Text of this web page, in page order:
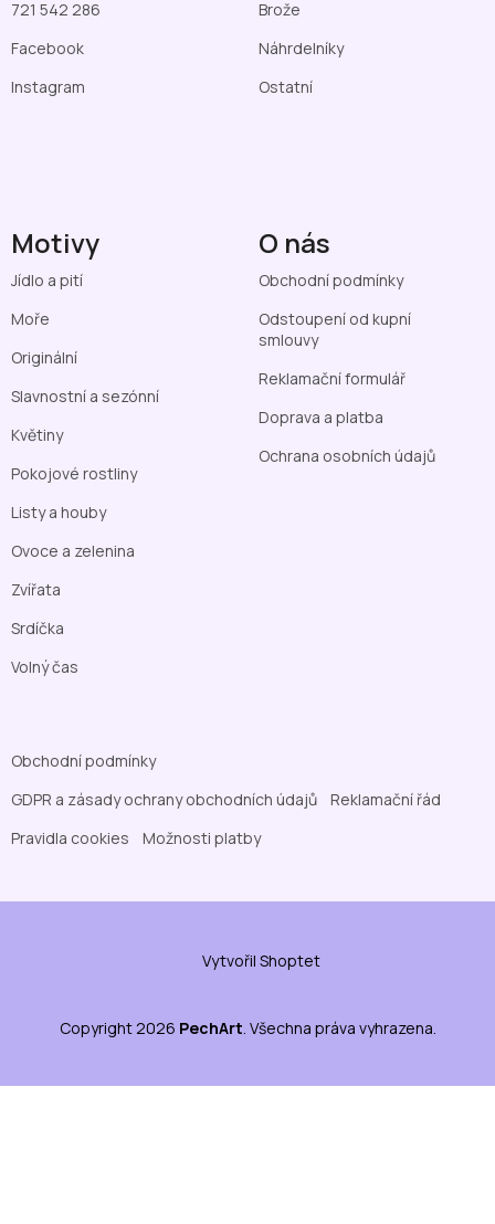
721 542 286
Facebook
Instagram
Brože
Náhrdelníky
Ostatní
Motivy
Jídlo a pití
Moře
Originální
Slavnostní a sezónní
Květiny
Pokojové rostliny
Listy a houby
Ovoce a zelenina
Zvířata
Srdíčka
Volný čas
O nás
Obchodní podmínky
Odstoupení od kupní
smlouvy
Reklamační formulář
Doprava a platba
Ochrana osobních údajů
Obchodní podmínky
GDPR a zásady ochrany obchodních údajů
Reklamační řád
Pravidla cookies
Možnosti platby
Vytvořil Shoptet
Copyright 2026 PechArt . Všechna práva vyhrazena.